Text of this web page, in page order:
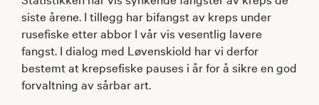
siste årene. I tillegg har bifangst av kreps under
rusefiske etter abbor I vår vis vesentlig lavere
fangst. I dialog med Løvenskiold har vi derfor
bestemt at krepsefiske pauses i år for å sikre en god
forvaltning av sårbar art.